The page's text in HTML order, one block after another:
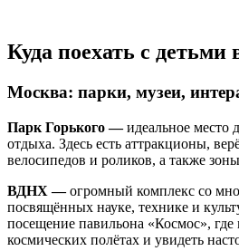
Куда поехать с детьми
Москва: парки, музеи,
Парк Горького —идеальное место
отдыха. Здесь есть аттракционы,
велосипедов и роликов, а также
ВДНХ —огромный комплекс со
посвящённых науке, технике и
посещение павильона «Космос», где
космических полётах и увидеть